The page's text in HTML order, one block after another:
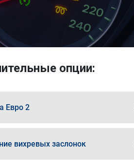
опции:
Евро 2
вихревых заслонок